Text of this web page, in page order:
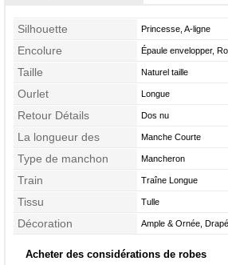
Silhouette Princesse, A-ligne
Encolure Épaule envelopper,
Taille Naturel taille
Ourlet Longue
Retour Détails Dos nu
La longueur des
manches
Manche Courte
Type de manchon Mancheron
Train Traîne Longue
Tissu Tulle
Décoration Ample & Ornée,
Acheter des considérations de robes